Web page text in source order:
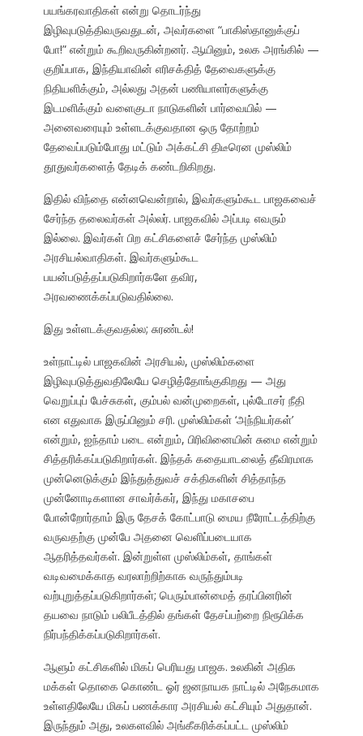
பயங்கரவாதிகள் என்று தொடர்ந்து
இழிவுபடுத்திவருவதுடன், அவர்களை “பாகிஸ்தானுக்குப்
போ!” என்றும் கூறிவருகின்றனர். ஆயினும், உலக அரங்கில் —
குறிப்பாக, இந்தியாவின் எரிசக்தித் தேவைகளுக்கு
நிதியளிக்கும், அல்லது அதன் பணியாளர்களுக்கு
இடமளிக்கும் வளைகுடா நாடுகளின் பார்வையில் —
அனைவரையும் உள்ளடக்குவதான ஒரு தோற்றம்
தேவைப்படும்போது மட்டும் அக்கட்சி திடீரென முஸ்லிம்
தூதுவர்களைத் தேடிக் கண்டறிகிறது.
இதில் விந்தை என்னவென்றால், இவர்களும்கூட பாஜகவைச்
சேர்ந்த தலைவர்கள் அல்லர். பாஜகவில் அப்படி எவரும்
இல்லை. இவர்கள் பிற கட்சிகளைச் சேர்ந்த முஸ்லிம்
அரசியல்வாதிகள். இவர்களும்கூட
பயன்படுத்தப்படுகிறார்களே தவிர,
அரவணைக்கப்படுவதில்லை.
இது உள்ளடக்குவதல்ல; சுரண்டல்!
உள்நாட்டில் பாஜகவின் அரசியல், முஸ்லிம்களை
இழிவுபடுத்துவதிலேயே செழித்தோங்குகிறது — அது
வெறுப்புப் பேச்சுகள், கும்பல் வன்முறைகள், புல்டோசர் நீதி
என எதுவாக இருப்பினும் சரி. முஸ்லிம்கள் ‘அந்நியர்கள்’
என்றும், ஐந்தாம் படை என்றும், பிரிவினையின் சுமை என்றும்
சித்தரிக்கப்படுகிறார்கள். இந்தக் கதையாடலைத் தீவிரமாக
முன்னெடுக்கும் இந்துத்துவச் சக்திகளின் சித்தாந்த
முன்னோடிகளான சாவர்க்கர், இந்து மகாசபை
போன்றோர்தாம் இரு தேசக் கோட்பாடு மைய நீரோட்டத்திற்கு
வருவதற்கு முன்பே அதனை வெளிப்படையாக
ஆதரித்தவர்கள். இன்றுள்ள முஸ்லிம்கள், தாங்கள்
வடிவமைக்காத வரலாற்றிற்காக வருந்தும்படி
வற்புறுத்தப்படுகிறார்கள்; பெரும்பான்மைத் தரப்பினரின்
தயவை நாடும் பலிபீடத்தில் தங்கள் தேசப்பற்றை நிரூபிக்க
நிர்பந்திக்கப்படுகிறார்கள்.
ஆளும் கட்சிகளில் மிகப் பெரியது பாஜக. உலகின் அதிக
மக்கள் தொகை கொண்ட ஓர் ஜனநாயக நாட்டில் அநேகமாக
உள்ளதிலேயே மிகப் பணக்கார அரசியல் கட்சியும் அதுதான்.
இருந்தும் அது, உலகளவில் அங்கீகரிக்கப்பட்ட முஸ்லிம்